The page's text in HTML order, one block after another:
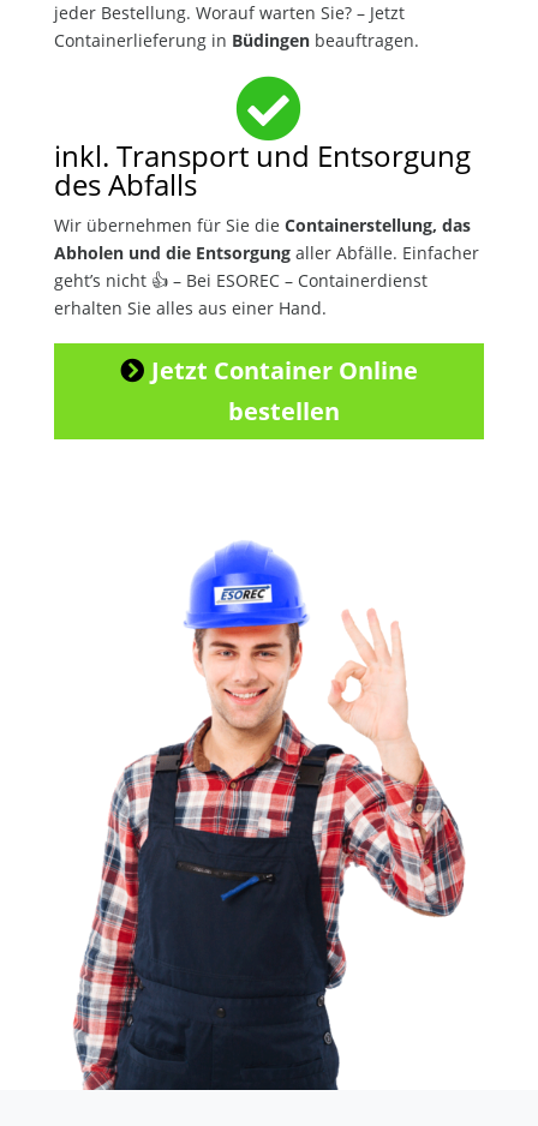
jeder Bestellung. Worauf warten Sie? – Jetzt
Containerlieferung in Büdingenbeauftragen.

inkl. Transport und Entsorgung
des Abfalls
Wir übernehmen für Sie die Containerstellung, das
Abholen und die Entsorgungaller Abfälle. Einfacher
geht’s nicht 👍 – Bei ESOREC – Containerdienst
erhalten Sie alles aus einer Hand.
Jetzt Container Online
bestellen